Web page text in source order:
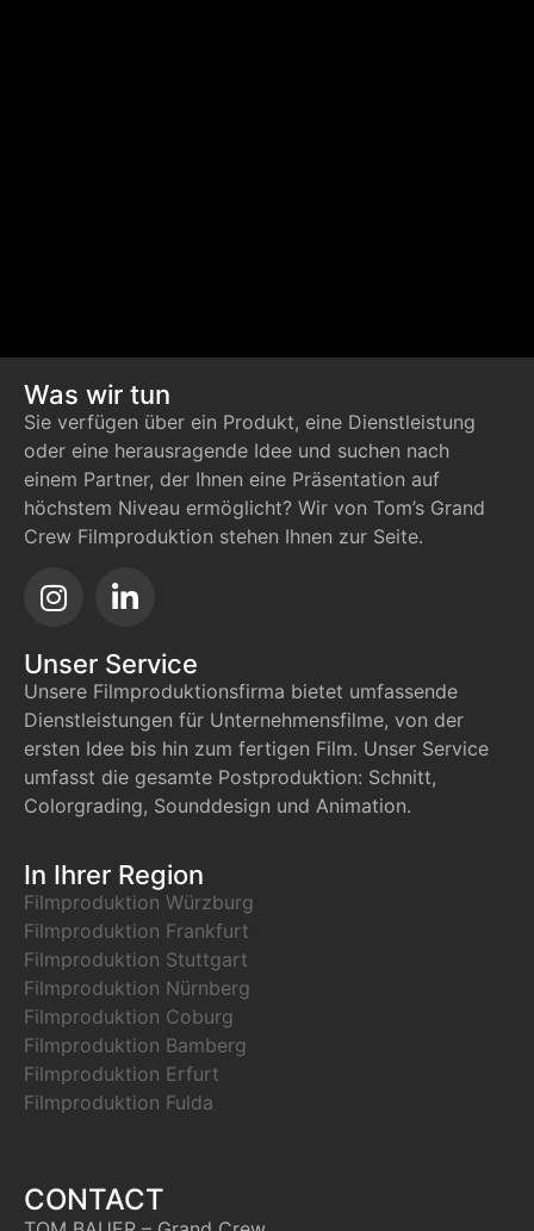
Was wir tun
Sie verfügen über ein Produkt, eine Dienstleistung
oder eine herausragende Idee und suchen nach
einem Partner, der Ihnen eine Präsentation auf
höchstem Niveau ermöglicht? Wir von Tom’s Grand
Crew Filmproduktion stehen Ihnen zur Seite.
Unser Service
Unsere Filmproduktionsfirma bietet umfassende
Dienstleistungen für Unternehmensfilme, von der
ersten Idee bis hin zum fertigen Film. Unser Service
umfasst die gesamte Postproduktion: Schnitt,
Colorgrading, Sounddesign und Animation.
In Ihrer Region
Filmproduktion Würzburg
Filmproduktion Frankfurt
Filmproduktion Stuttgart
Filmproduktion Nürnberg
Filmproduktion Coburg
Filmproduktion Bamberg
Filmproduktion Erfurt
Filmproduktion Fulda
CONTACT